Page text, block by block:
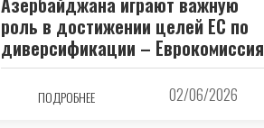
роль в достижении целей ЕС по
диверсификации – Еврокомиссия
ПОДРОБНЕЕ 02/06/2026